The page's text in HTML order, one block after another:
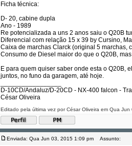
Ficha técnica:
D- 20, cabine dupla
Ano - 1989
Re potencializada a uns 2 anos saiu o Q20B
Diferencial com relação 15 x 39 by Cursino,
Caixa de marchas Clarck (original 5 marchas,
Consumo de Diesel maior do que o Q20B,
E para quem quiser saber onde esta o Q20B,
juntos, no funo da garagem, até hoje.
D-10CD/Andaluz/D-20CD - NX-400 falcon -
César Oliveira
Editado pela última vez por César Oliveira em Qua
Enviada: Qua Jun 03, 2015 1:09 pm Assunto: